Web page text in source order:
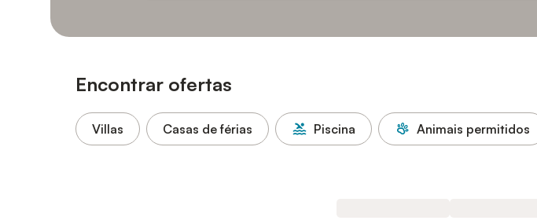
Encontrar ofertas
Villas Casas de férias Piscina Animais permitidos